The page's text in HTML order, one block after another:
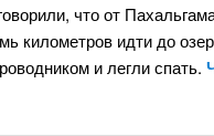
что от
километров идти до
и легли спать.